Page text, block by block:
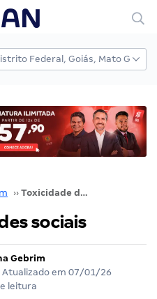
›› Toxicidade das redes sociais
sociais
Gebrim
Atualizado em 07/01/26
leitura